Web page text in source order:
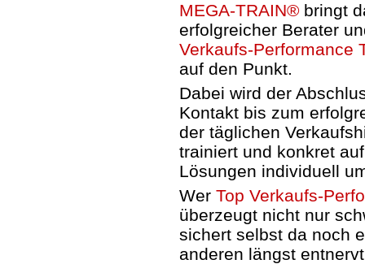
MEGA-TRAIN® bringt
erfolgreicher Berater
Verkaufs-Performance
auf den Punkt.
Dabei wird der
Kontakt bis zum
der täglichen
trainiert und konkret
Lösungen individuell
Wer Top Verkaufs-
überzeugt nicht nur
sichert selbst da noch
anderen längst